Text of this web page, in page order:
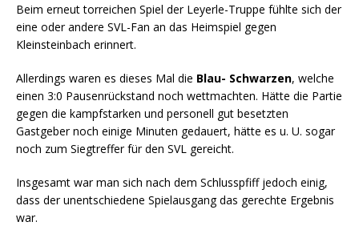
Beim erneut torreichen Spiel der Leyerle-Truppe fühlte sich der
eine oder andere SVL-Fan an das Heimspiel gegen
Kleinsteinbach erinnert.
Allerdings waren es dieses Mal die Blau- Schwarzen, welche
einen 3:0 Pausenrückstand noch wettmachten. Hätte die Partie
gegen die kampfstarken und personell gut besetzten
Gastgeber noch einige Minuten gedauert, hätte es u. U. sogar
noch zum Siegtreffer für den SVL gereicht.
Insgesamt war man sich nach dem Schlusspfiff jedoch einig,
dass der unentschiedene Spielausgang das gerechte Ergebnis
war.